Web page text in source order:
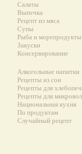
Салаты
Выпечка
Рецепт из мяса
Супы
Рыба и морепродукты
Закуски
Консервирование
Алкогольные напитки
Рецепты из сои
Рецепты для
Рецепты для
Национальная кухня
По продуктам
Случайный рецепт